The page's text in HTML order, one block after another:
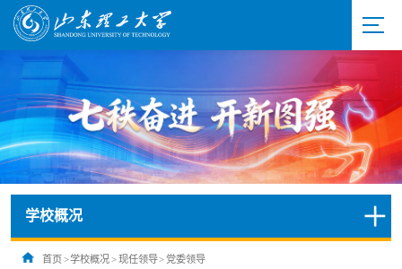
学校概况
首页>学校概况>现任领导>党委领导